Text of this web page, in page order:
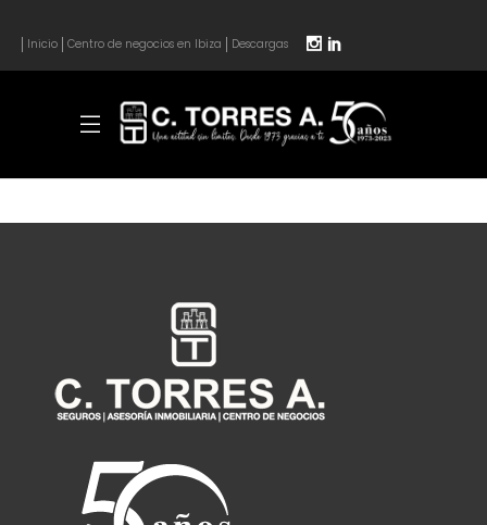
Inicio Centro de negocios en Ibiza Descargas